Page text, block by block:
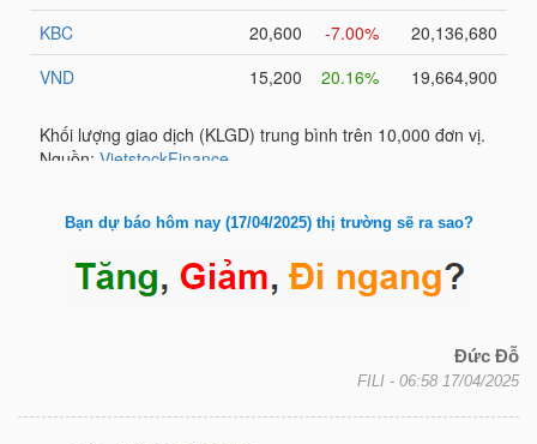
Bạn dự báo hôm nay (17/04/2025) thị trường sẽ ra sao?
Đức Đỗ
FILI - 06:58 17/04/2025
Bài
viết
tác
(-)